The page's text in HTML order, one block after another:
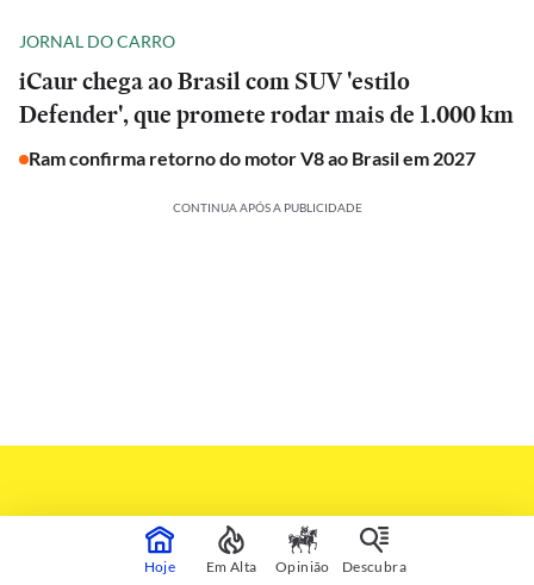
JORNAL DO CARRO
iCaur chega ao Brasil com SUV 'estilo
Defender', que promete rodar mais de 1.000 km
Ram confirma retorno do motor V8 ao Brasil em 2027
CONTINUA APÓS A PUBLICIDADE
Hoje Em Alta Opinião Descubra